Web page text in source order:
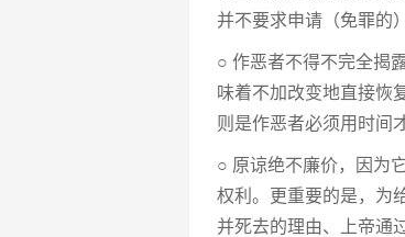
并不要求申请（免罪的
○ 作恶者不得不完全揭
味着不加改变地直接恢
则是作恶者必须用时间
○ 原谅绝不廉价，因为
权利。更重要的是，为
并死去的理由、上帝通